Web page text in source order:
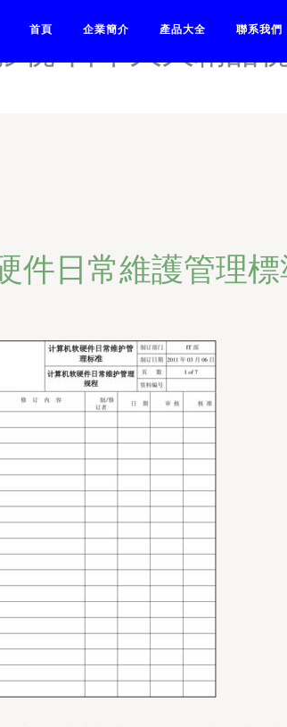
-日本精品在线播
首頁 企業簡介 產品大全 聯系我們
件日常維護管理